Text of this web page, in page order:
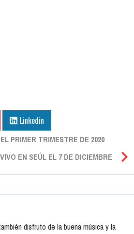
Linkedin
PRIMER TRIMESTRE DE 2020
EN SEÚL EL 7 DE DICIEMBRE
disfruto de la buena música y la